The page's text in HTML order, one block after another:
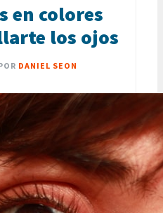
en colores
los ojos
DANIEL SEON